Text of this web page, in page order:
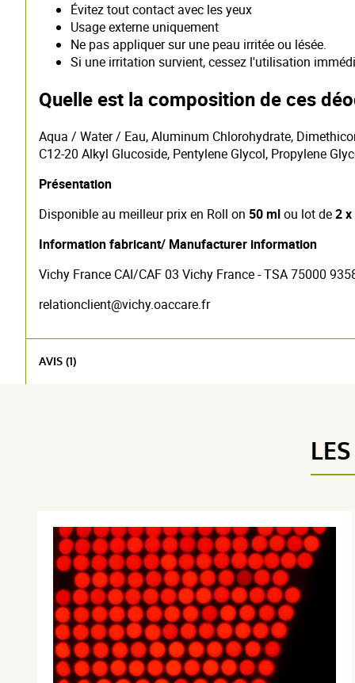
Évitez tout contact avec les yeux
Usage externe uniquement
Ne pas appliquer sur une peau irritée ou lésée.
Si une irritation survient, cessez l'utilisation
Quelle est la composition de ces
Aqua / Water / Eau, Aluminum Chlorohydrate,
C12-20 Alkyl Glucoside, Pentylene Glycol, Propylene
Présentation
Disponible au meilleur prix en Roll on 50 mlou lot de2
Information fabricant/ Manufacturer information
Vichy France CAI/CAF 03 Vichy France - TSA 75000
relationclient@vichy.oaccare.fr
AVIS (1)